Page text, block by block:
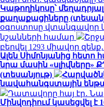
Կաթողիկոսը՝
քաղաքացիները
օգոստոսը վտանգավոր
նշանների համար
բերվել 1293 միավոր
Ալեն Սիմոնյանից հետո
նրա մասին «սլիվները»
(տեսանյութ)
նավահանգստային
Դատավորը հայ էր․
Մինվոդիում կասեցվել է